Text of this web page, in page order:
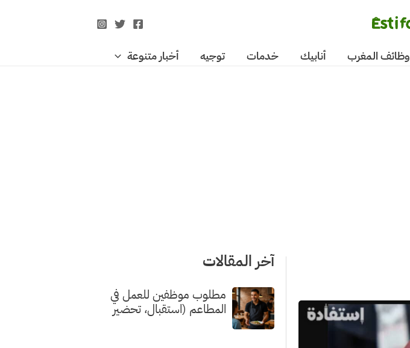
وظائف المغرب أنابيك خدمات توجيه أخبار متنوعة
آخر المقالات
مطلوب موظفين للعمل في
المطاعم (استقبال، تحضير